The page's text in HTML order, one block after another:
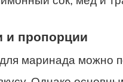
и пропорции
маринада можно